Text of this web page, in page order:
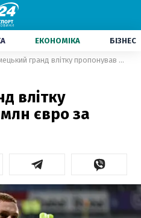
ЕКОНОМІКА БІЗНЕС
Німецький гранд влітку пропонував 20 млн євро за Циганкова
влітку
євро за